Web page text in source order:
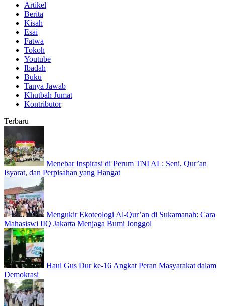
Artikel
Berita
Kisah
Esai
Fatwa
Tokoh
Youtube
Ibadah
Buku
Tanya Jawab
Khutbah Jumat
Kontributor
Terbaru
Menebar Inspirasi di Perum TNI AL: Seni, Qur’an
Isyarat, dan Perpisahan yang Hangat
Mengukir Ekoteologi Al-Qur’an di Sukamanah: Cara
Mahasiswi IIQ Jakarta Menjaga Bumi Jonggol
Haul Gus Dur ke-16 Angkat Peran Masyarakat dalam
Demokrasi